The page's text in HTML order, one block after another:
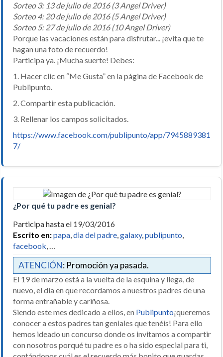
Sorteo 3: 13 de julio de 2016 (3 Angel Driver)
Sorteo 4: 20 de julio de 2016 (5 Angel Driver)
Sorteo 5: 27 de julio de 2016 (10 Angel Driver)
Porque las vacaciones están para disfrutar... ¡evita que te
hagan una foto de recuerdo!
Participa ya. ¡Mucha suerte! Debes:
1. Hacer clic en “Me Gusta” en la página de Facebook de
Publipunto.
2. Compartir esta publicación.
3. Rellenar los campos solicitados.
https://www.facebook.com/publipunto/app/7945889381
7/
¿Por qué tu padre es genial?
Participa hasta el 19/03/2016
Escrito en:papa,dia del padre,galaxy,publipunto,
facebook, …
ATENCIÓN: Promoción ya pasada.
El 19 de marzo está a la vuelta de la esquina y llega, de
nuevo, el día en que recordamos a nuestros padres de una
forma entrañable y cariñosa.
Siendo este mes dedicado a ellos, en Publipunto¡queremos
conocer a estos padres tan geniales que tenéis! Para ello
hemos ideado un concurso donde os invitamos a compartir
con nosotros porqué tu padre es o ha sido especial para ti,